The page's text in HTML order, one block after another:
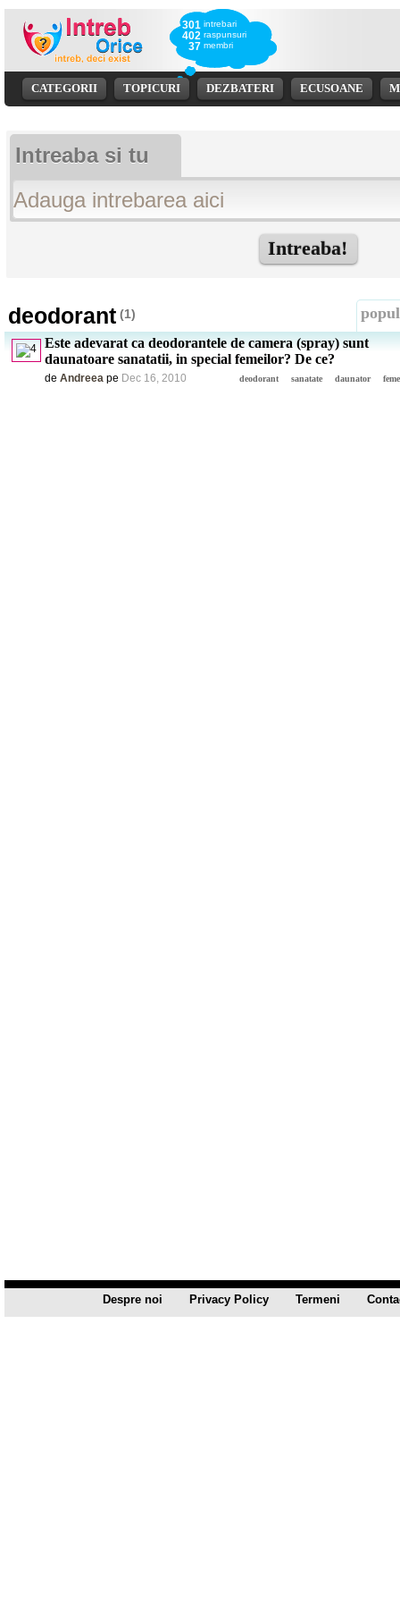
301
402
37
intrebari
raspunsuri
membri
CATEGORII TOPICURI DEZBATERI ECUSOANE
Intreaba si tu
deodorant (1)
Este adevarat ca deodorantele de camera (spray) sunt
daunatoare sanatatii, in special femeilor? De ce?
de Andreea pe Dec 16, 2010 deodorant sanatate daunator
Despre noi Privacy Policy Termeni